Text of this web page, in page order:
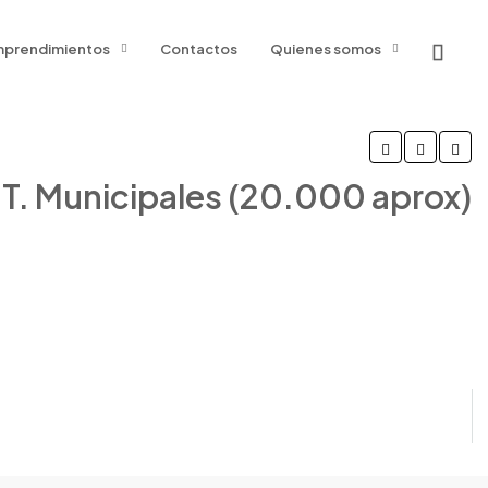
Contactos Quienes somos
Municipales (20.000 aprox)